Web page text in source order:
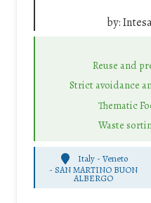
by:
Reuse and
Strict avoidance
Thematic
Waste
Italy - Veneto
- SAN MARTINO BUON
ALBERGO